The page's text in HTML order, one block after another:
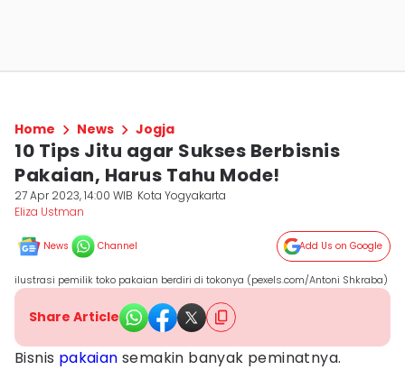
Home News Jogja
10 Tips Jitu agar Sukses Berbisnis
Pakaian, Harus Tahu Mode!
27 Apr 2023, 14:00 WIB Kota Yogyakarta
Eliza Ustman
News Channel Add Us on Google
ilustrasi pemilik toko pakaian berdiri di tokonya (pexels.com/Antoni Shkraba)
Share Article
Bisnis pakaian semakin banyak peminatnya.